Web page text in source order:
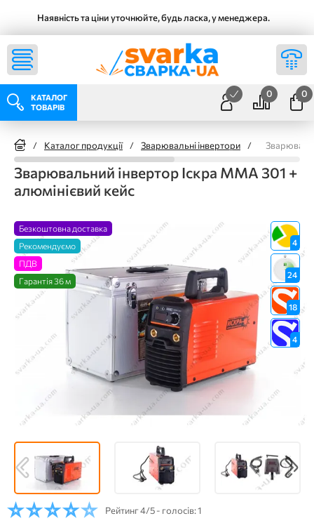
Наявність та ціни уточнюйте, будь ласка, у менеджера.
КАТАЛОГ
ТОВАРІВ
0 0
/ Каталог продукції / Зварювальні інвертори /
Зварювальний інвертор Іскра ММА 301 +
алюмінієвий кейс
Безкоштовна доставка
Рекомендуємо
ПДВ
Гарантія 36 м
4
24
18
4
Рейтинг4/5 - голосів: 1